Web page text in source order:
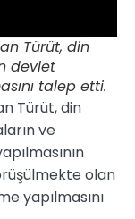
Türüt, din
devlet
talep etti.
Türüt, din
ve
olan
yapılmasını